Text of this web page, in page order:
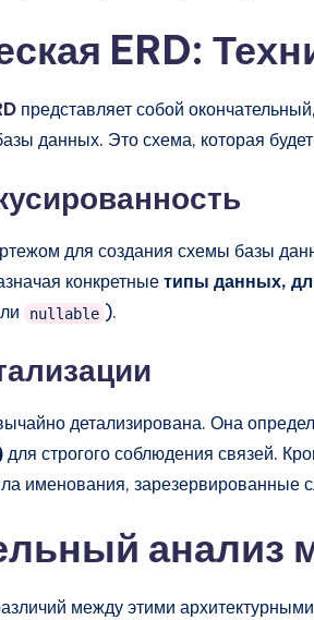
ERD:
представляет собой
данных. Это схема, которая
для создания схемы базы
конкретныетипы данных,
nullable ).
детализирована. Она
для строгого соблюдения связей.
именования, зарезервированные
анализ
между этими